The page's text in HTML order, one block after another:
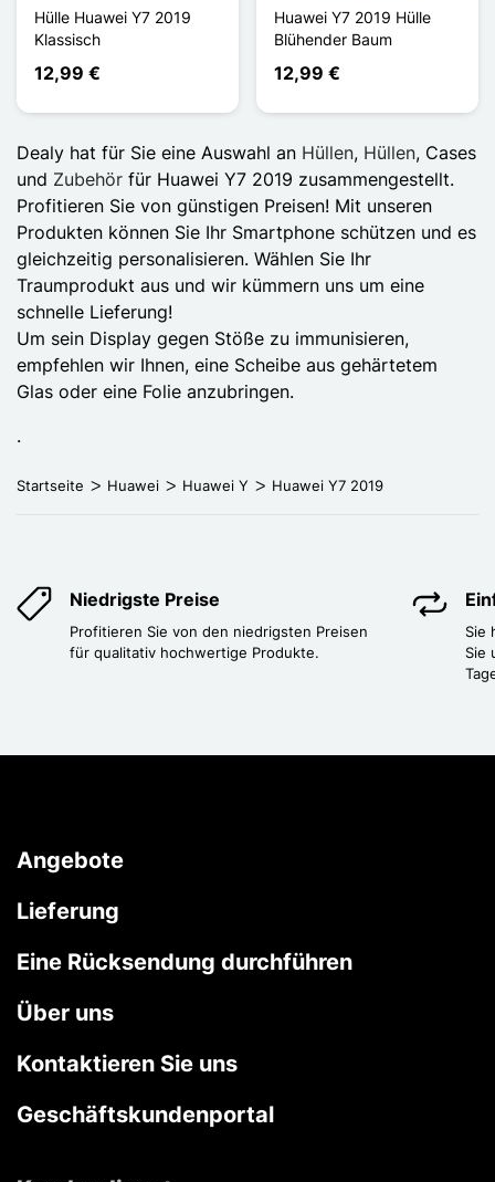
Hülle Huawei Y7 2019
Klassisch
12,99 €
Huawei Y7 2019 Hülle
Blühender Baum
12,99 €
Dealy hat für Sie eine Auswahl an Hüllen, Hüllen, Cases
und Zubehör für Huawei Y7 2019 zusammengestellt.
Profitieren Sie von günstigen Preisen! Mit unseren
Produkten können Sie Ihr Smartphone schützen und es
gleichzeitig personalisieren. Wählen Sie Ihr
Traumprodukt aus und wir kümmern uns um eine
schnelle Lieferung!
Um sein Display gegen Stöße zu immunisieren,
empfehlen wir Ihnen, eine Scheibe aus gehärtetem
Glas oder eine Folie anzubringen.
.
Startseite Huawei Huawei Y Huawei Y7 2019
Niedrigste Preise
Profitieren Sie von den niedrigsten Preisen
für qualitativ hochwertige Produkte.
Sie
Sie
Angebote
Lieferung
Eine Rücksendung durchführen
Über uns
Kontaktieren Sie uns
Geschäftskundenportal